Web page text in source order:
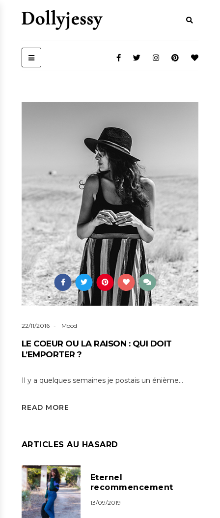
18
22/11/2016 Mood
LE COEUR OU LA RAISON : QUI DOIT
L’EMPORTER ?
Il y a quelques semaines je postais un énième…
READ MORE
ARTICLES AU HASARD
Eternel
recommencement
13/09/2019